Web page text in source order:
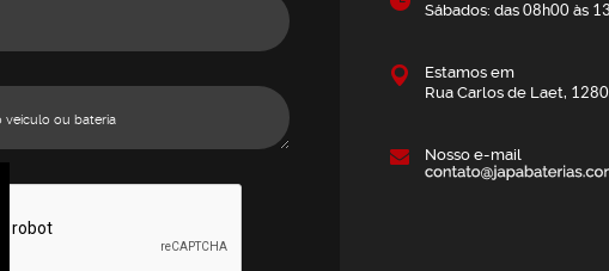
Sábados: das 08h00 às
Estamos em
Rua Carlos de Laet, 1280
Nosso e-mail